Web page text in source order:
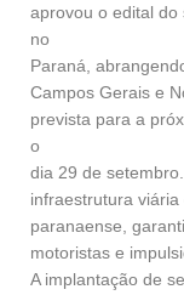
aprovou o edital do
no
Paraná,
Campos Gerais e
prevista para a
o
dia 29 de
infraestrutura
paranaense,
motoristas e
A implantação de